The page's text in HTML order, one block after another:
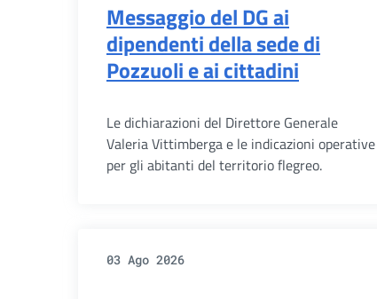
Messaggio del DG ai
dipendenti della sede di
Pozzuoli e ai cittadini
Le dichiarazioni del Direttore Generale
Valeria Vittimberga e le indicazioni operative
per gli abitanti del territorio flegreo.
03 Ago 2026